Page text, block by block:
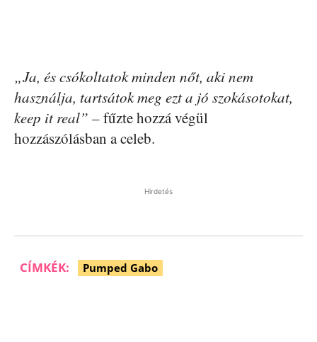
„Ja, és csókoltatok minden nőt, aki nem
használja, tartsátok meg ezt a jó szokásotokat,
keep it real” – fűzte hozzá végül
hozzászólásban a celeb.
Hirdetés
CÍMKÉK: Pumped Gabo